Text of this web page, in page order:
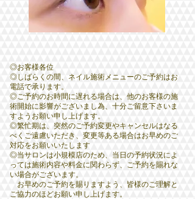
◎お客様各位
◎しばらくの間、ネイル施術メニューのご予約はお
電話で承ります。
◎ご予約のお時間に遅れる場合は、他のお客様の施
術開始に影響がございまし為、十分ご留意下さいま
すようお願い申し上げます。
◎繁忙期は、突然のご予約変更やキャンセルはなる
べくご遠慮いただき、変更等ある場合はお早めのご
対応をお願いいたします
​◎当サロンは小規模店のため、当日の予約状況によ
っては施術内容や料金に関わらず、ご予約を賜れな
い場合がございます。
​ お早めのご予約を賜りますよう、皆様のご理解と
ご協力のほどお願い申し上げます。